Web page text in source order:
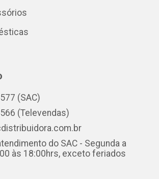
(SAC)
(Televendas)
do SAC - Segunda a
às 18:00hrs, exceto feriados